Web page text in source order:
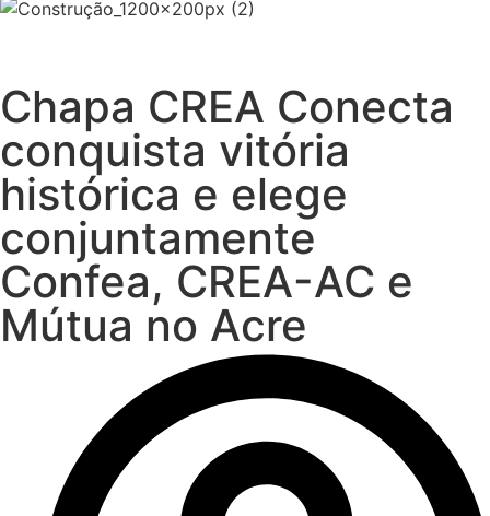
Chapa CREA Conecta
conquista vitória
histórica e elege
conjuntamente
Confea, CREA-AC e
Mútua no Acre